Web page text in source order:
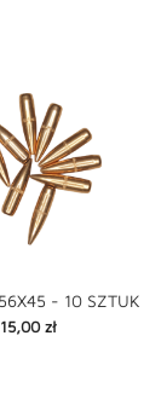
- 10 SZTUK
Cena
15,00 zł